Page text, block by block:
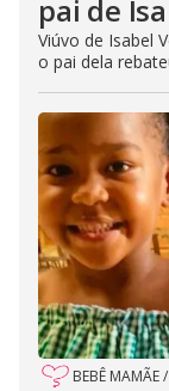
pai de
Viúvo de Isabel
o pai dela
BEBÊ MAMÃE/